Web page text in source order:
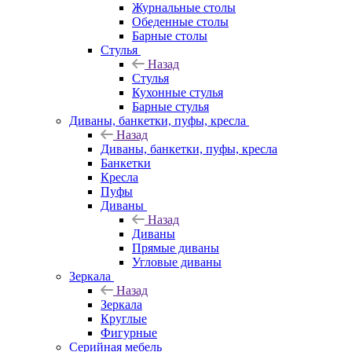
Журнальные столы
Обеденные столы
Барные столы
Стулья
Назад
Стулья
Кухонные стулья
Барные стулья
Диваны, банкетки, пуфы, кресла
Назад
Диваны, банкетки, пуфы, кресла
Банкетки
Кресла
Пуфы
Диваны
Назад
Диваны
Прямые диваны
Угловые диваны
Зеркала
Назад
Зеркала
Круглые
Фигурные
Серийная мебель